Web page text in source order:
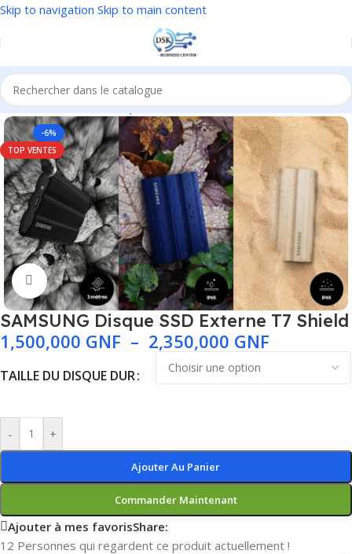
Skip to navigation Skip to main content
Accueil/Matériels & composants/Matériel & autres/Accessoires
-6%
TOP VENTES
Agrandir
SAMSUNG Disque SSD Externe T7 Shield
1,500,000 GNF – 2,350,000 GNF
TAILLE DU DISQUE DUR
- +
Ajouter Au Panier
Commander Maintenant
Ajouter à mes favorisShare:
12 Personnes qui regardent ce produit actuellement !